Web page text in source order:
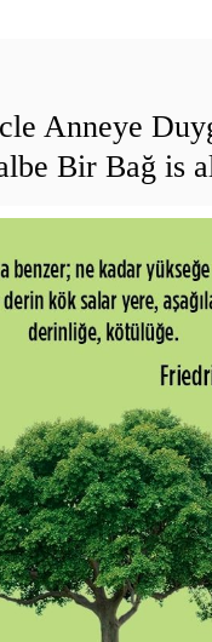
Anneye
Bir Bağ is